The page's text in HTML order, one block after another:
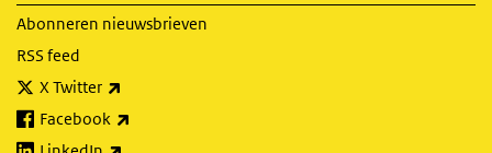
Abonneren nieuwsbrieven
RSS feed
X Twitter
Facebook